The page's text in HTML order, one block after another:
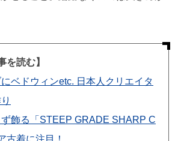
を読む】
ベドウィンetc. 日本人クリエイタ
飾る「STEEP GRADE SHARP C
古着に注目！